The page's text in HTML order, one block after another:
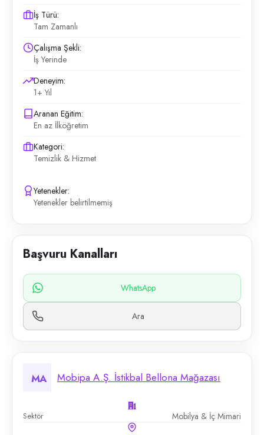
İş Türü:
Tam Zamanlı
Çalışma Şekli:
İş Yerinde
Deneyim:
1+ Yıl
Aranan Eğitim:
En az İlköğretim
Kategori:
Temizlik & Hizmet
Yetenekler:
Yetenekler belirtilmemiş
Başvuru Kanalları
WhatsApp
Ara
MA Mobipa A.Ş. İstikbal Bellona Mağazası
Sektör Mobilya & İç Mimari